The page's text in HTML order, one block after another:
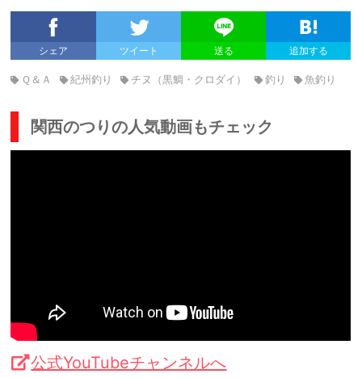
シェア ツイート 送る 追加する
Ｑ＆Ａ 紀州釣り チヌ（黒鯛・クロダイ） 釣り 魚釣り
関西のつりの人気動画もチェック
公式YouTubeチャンネルへ